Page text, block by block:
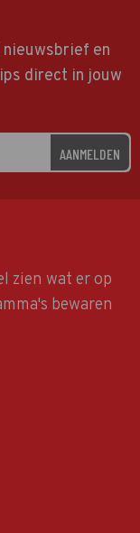
en
direct in jouw
AANMELDEN
zien wat er op
bewaren